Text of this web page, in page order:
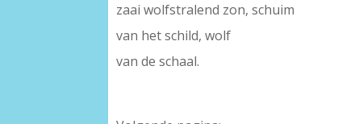
zaai wolfstralend zon, schuim
van het schild, wolf
van de schaal.